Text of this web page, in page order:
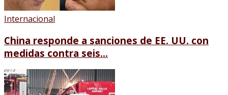
Internacional
China responde a sanciones de EE. UU. con
medidas contra seis...